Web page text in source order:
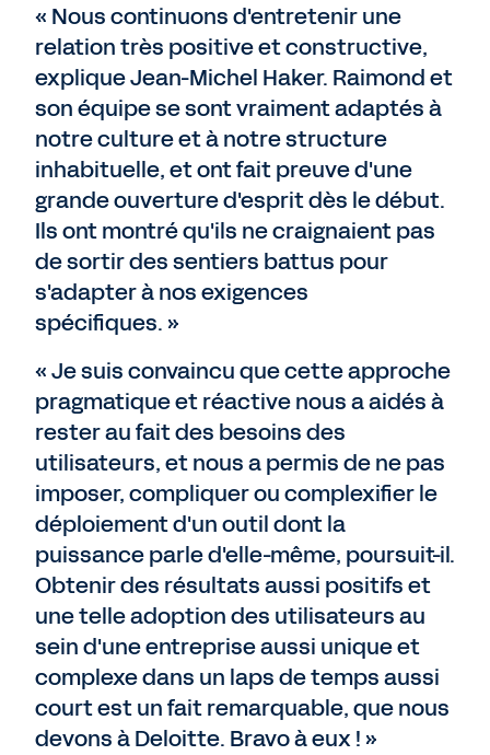
« Nous continuons d'entretenir une
relation très positive et constructive,
explique Jean-Michel Haker. Raimond et
son équipe se sont vraiment adaptés à
notre culture et à notre structure
inhabituelle, et ont fait preuve d'une
grande ouverture d'esprit dès le début.
Ils ont montré qu'ils ne craignaient pas
de sortir des sentiers battus pour
s'adapter à nos exigences
spécifiques. »
« Je suis convaincu que cette approche
pragmatique et réactive nous a aidés à
rester au fait des besoins des
utilisateurs, et nous a permis de ne pas
imposer, compliquer ou complexifier le
déploiement d'un outil dont la
puissance parle d'elle-même, poursuit-il.
Obtenir des résultats aussi positifs et
une telle adoption des utilisateurs au
sein d'une entreprise aussi unique et
complexe dans un laps de temps aussi
court est un fait remarquable, que nous
devons à Deloitte. Bravo à eux ! »